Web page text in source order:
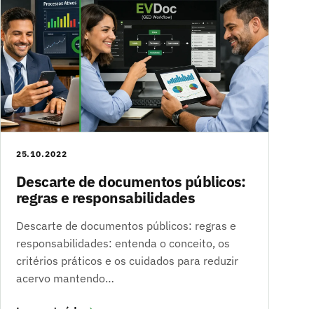
25.10.2022
Descarte de documentos públicos:
regras e responsabilidades
Descarte de documentos públicos: regras e
responsabilidades: entenda o conceito, os
critérios práticos e os cuidados para reduzir
acervo mantendo…